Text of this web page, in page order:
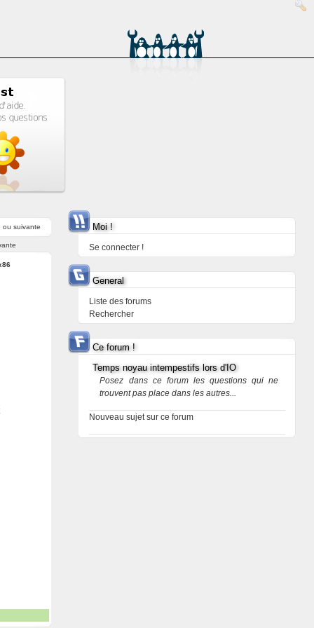
ou suivante Moi !
Se connecter !
General
Liste des forums
Rechercher
Ce forum !
Temps noyau intempestifs lors d'IO
Posez dans ce forum les questions qui ne
trouvent pas place dans les autres...
Nouveau sujet sur ce forum